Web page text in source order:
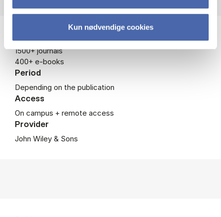
Kun nødvendige cookies
1500+ journals
400+ e-books
Period
Depending on the publication
Access
On campus + remote access
Provider
John Wiley & Sons